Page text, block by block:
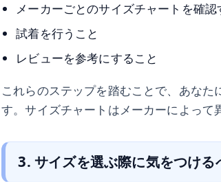
メーカーごとのサイズチャートを確認
試着を行うこと
レビューを参考にすること
これらのステップを踏むことで、あな
す。サイズチャートはメーカーによって
3. サイズを選ぶ際に気をつける